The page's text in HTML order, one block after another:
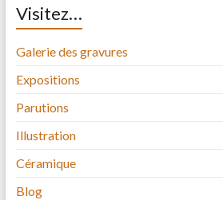
Visitez…
Galerie des gravures
Expositions
Parutions
Illustration
Céramique
Blog